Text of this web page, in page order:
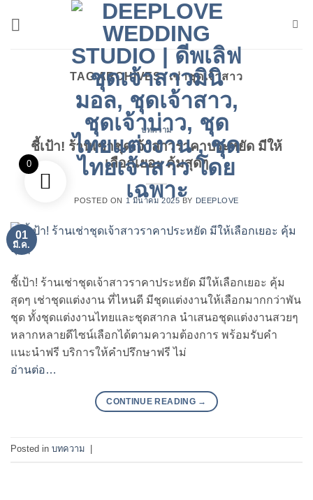
TAG ARCHIVES:เช่าชุดเจ้าสาว
บทความ
ชี้เป้า! ร้านเช่าชุดเจ้าสาวราคาประหยัด มีให้
เลือกเยอะ คุ้มสุดๆ
POSTED ON 1 มีนาคม 2025 BY DEEPLOVE
01
มี.ค.
ชี้เป้า! ร้านเช่าชุดเจ้าสาวราคาประหยัด มีให้เลือกเยอะ คุ้ม
สุดๆ เช่าชุดแต่งงาน ที่ไหนดี มีชุดแต่งงานให้เลือกมากกว่าพัน
ชุด ทั้งชุดแต่งงานไทยและชุดสากล นำเสนอชุดแต่งงานสวยๆ
หลากหลายดีไซน์เลือกได้ตามความต้องการ พร้อมรับคำ
แนะนำฟรี บริการให้คำปรึกษาฟรี ไม่
อ่านต่อ…
CONTINUE READING →
Posted in บทความ
0